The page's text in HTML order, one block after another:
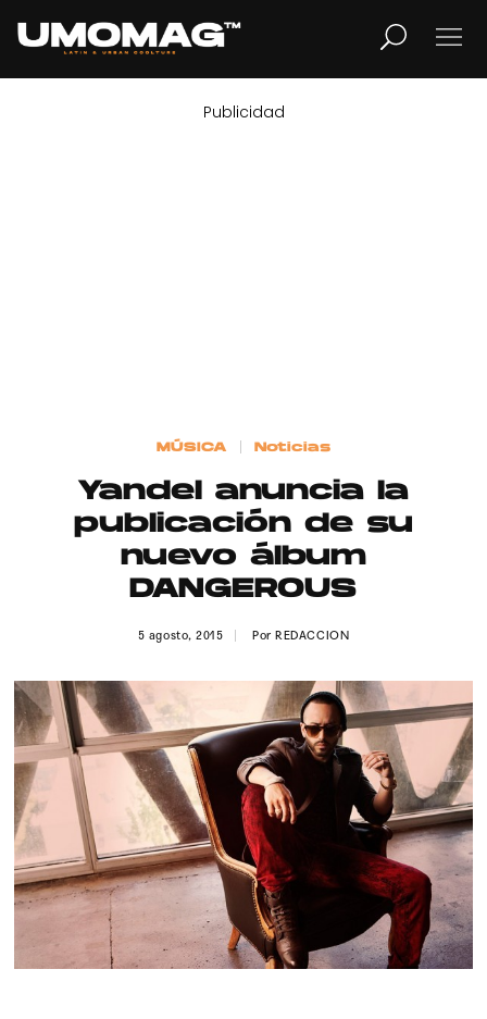
LIFESTYLE
Publicidad
Contacto
Aviso Legal
Publicidad
MÚSICA Noticias
Yandel anuncia la
publicación de su
nuevo álbum
DANGEROUS
5 agosto, 2015 PorREDACCION